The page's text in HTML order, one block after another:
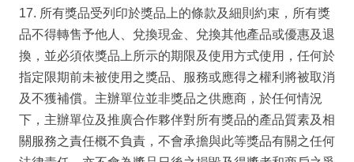
17. 所有獎品受列印於獎品上的條款及細則約束，所有獎
品不得轉售予他人、兌換現金、兌換其他產品或優惠及退
換，並必須依獎品上所示的期限及使用方式使用，任何於
指定限期前未被使用之獎品、服務或應得之權利將被取消
及不獲補償。主辦單位並非獎品之供應商，於任何情況
下，主辦單位及推廣合作夥伴對所有獎品的產品質素及相
關服務之責任概不負責，不會承擔與此等獎品有關之任何